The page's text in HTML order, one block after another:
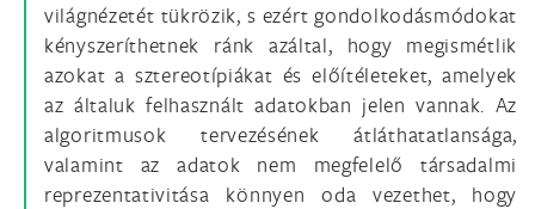
világnézetét tükrözik, s ezért gondolkodásmódokat
kényszeríthetnek ránk azáltal, hogy megismétlik
azokat a sztereotípiákat és előítéleteket, amelyek
az általuk felhasznált adatokban jelen vannak. Az
algoritmusok tervezésének átláthatatlansága,
valamint az adatok nem megfelelő társadalmi
reprezentativitása könnyen oda vezethet, hogy